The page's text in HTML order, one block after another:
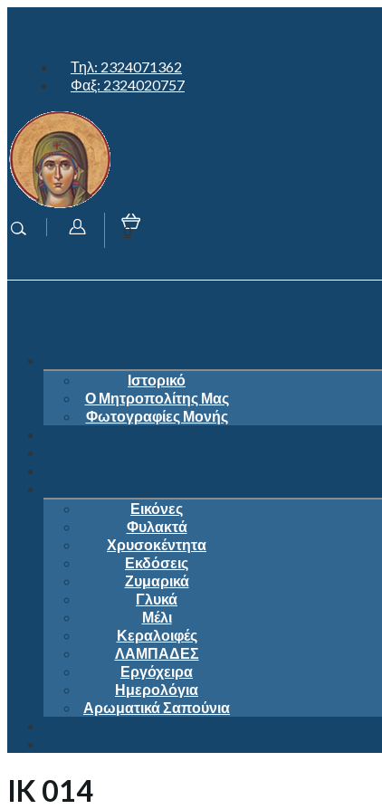
Τηλ: 2324071362
Φαξ: 2324020757
0
Ιστορικό
Ο Μητροπολίτης Μας
Φωτογραφίες Μονής
Εικόνες
Φυλακτά
Χρυσοκέντητα
Εκδόσεις
Ζυμαρικά
Γλυκά
Μέλι
Κεραλοιφές
ΛΑΜΠΑΔΕΣ
Εργόχειρα
Ημερολόγια
Αρωματικά Σαπούνια
IK 014